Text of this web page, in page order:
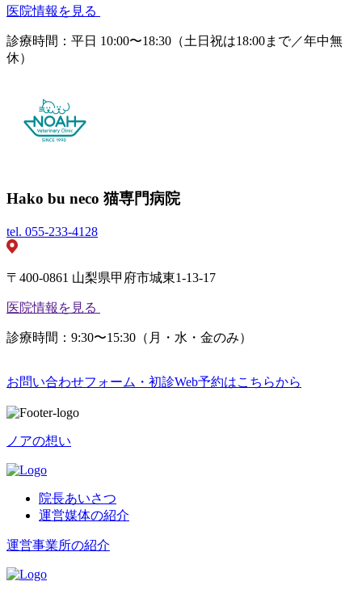
医院情報を見る
診療時間：平日 10:00〜18:30（土日祝は18:00まで／年中無
休）
Hako bu neco 猫専門病院
tel. 055-233-4128
〒400-0861 山梨県甲府市城東1-13-17
医院情報を見る
診療時間：9:30〜15:30（月・水・金のみ）
お問い合わせフォーム・初診Web予約はこちらから
ノアの想い
院長あいさつ
運営媒体の紹介
運営事業所の紹介